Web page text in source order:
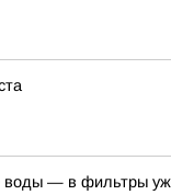
воды — в фильтры